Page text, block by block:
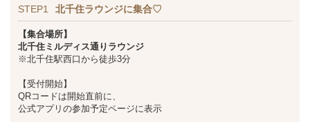
STEP1 北千住ラウンジに集合♡
【集合場所】
北千住ミルディス通りラウンジ
※北千住駅西口から徒歩3分
【受付開始】
QRコードは開始直前に、
公式アプリの参加予定ページに表示